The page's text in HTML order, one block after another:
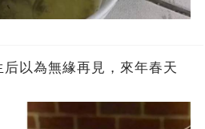
以為無緣再見，來年春天